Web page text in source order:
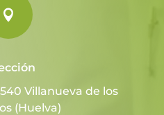

Villanueva de los
(Huelva)